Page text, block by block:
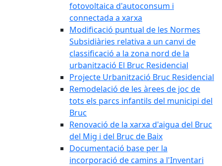
fotovoltaica d'autoconsum i
connectada a xarxa
Modificació puntual de les Normes
Subsidiàries relativa a un canvi de
classificació a la zona nord de la
urbanització El Bruc Residencial
Projecte Urbanització Bruc Residencial
Remodelació de les àrees de joc de
tots els parcs infantils del municipi del
Bruc
Renovació de la xarxa d'aigua del Bruc
del Mig i del Bruc de Baix
Documentació base per la
incorporació de camins a l'Inventari